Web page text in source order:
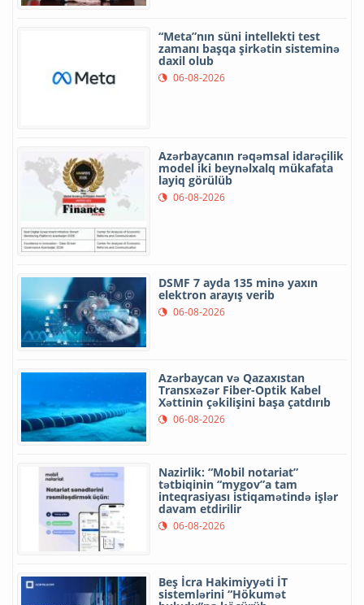
“Meta”nın süni intellekti test
zamanı başqa şirkətin sisteminə
daxil olub
06-08-2026
Azərbaycanın rəqəmsal idarəçilik
model iki beynəlxalq mükafata
layiq görülüb
06-08-2026
DSMF 7 ayda 135 minə yaxın
elektron arayış verib
06-08-2026
Azərbaycan və Qazaxıstan
Transxəzər Fiber-Optik Kabel
Xəttinin çəkilişini başa çatdırıb
06-08-2026
Nazirlik: “Mobil notariat”
tətbiqinin “mygov”a tam
inteqrasiyası istiqamətində işlər
davam etdirilir
06-08-2026
Beş İcra Hakimiyyəti İT
sistemlərini “Hökumət